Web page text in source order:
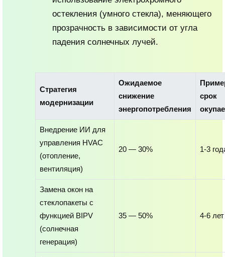
остекления (умного стекла), меняющего
прозрачность в зависимости от угла
падения солнечных лучей.
Стратегия
модернизации
Ожидаемое
снижение
энергопотребления
срок
Внедрение ИИ для
управления HVAC
(отопление,
вентиляция)
20 — 30% 1-3
Замена окон на
стеклопакеты с
функцией BIPV
(солнечная
генерация)
35 — 50% 4-6 лет